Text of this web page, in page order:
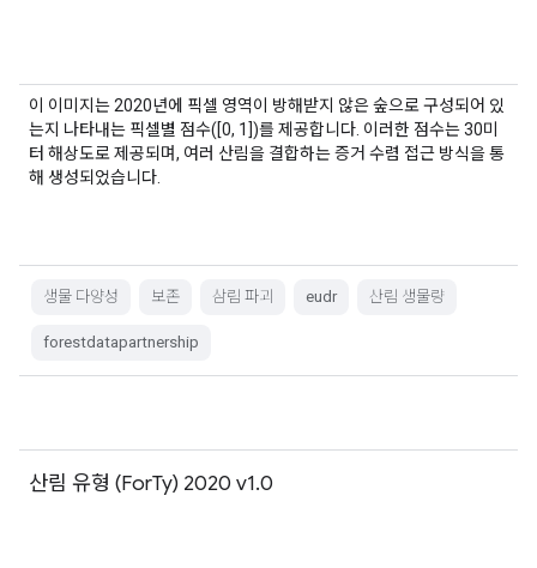
이 이미지는 2020년에 픽셀 영역이 방해받지 않은 숲으로 구성되어 있
는지 나타내는 픽셀별 점수([0, 1])를 제공합니다. 이러한 점수는 30미
터 해상도로 제공되며, 여러 산림을 결합하는 증거 수렴 접근 방식을 통
해 생성되었습니다.
생물 다양성 보존 삼림 파괴 eudr 산림 생물량
forestdatapartnership
산림 유형 (ForTy) 2020 v1.0